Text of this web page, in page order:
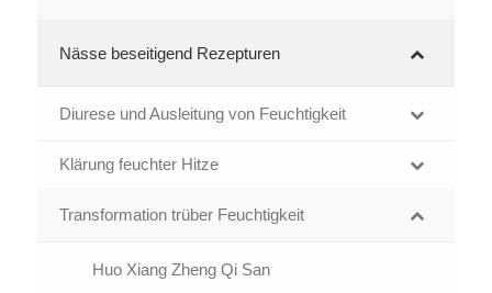
Nässe beseitigend Rezepturen
Diurese und Ausleitung von Feuchtigkeit
Klärung feuchter Hitze
Transformation trüber Feuchtigkeit
Huo Xiang Zheng Qi San